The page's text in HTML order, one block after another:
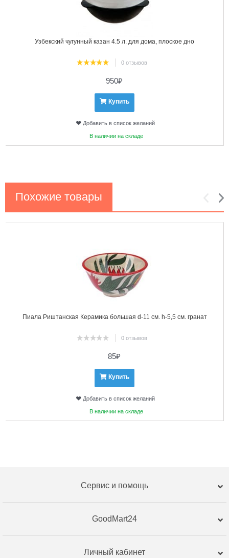
Узбекский чугунный казан 4.5 л. для дома, плоское дно
0 отзывов
950₽
Купить
Добавить в список желаний
В наличии на складе
Похожие товары
Пиала Риштанская Керамика большая d-11 см. h-5,5 см. гранат
0 отзывов
85₽
Купить
Добавить в список желаний
В наличии на складе
Сервис и помощь
GoodMart24
Личный кабинет